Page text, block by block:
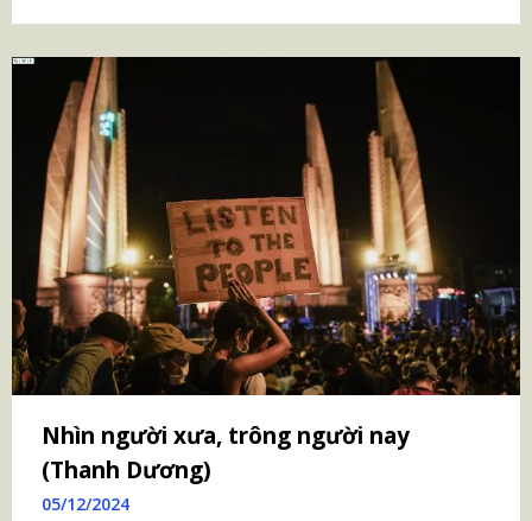
Nhìn người xưa, trông người nay
(Thanh Dương)
05/12/2024